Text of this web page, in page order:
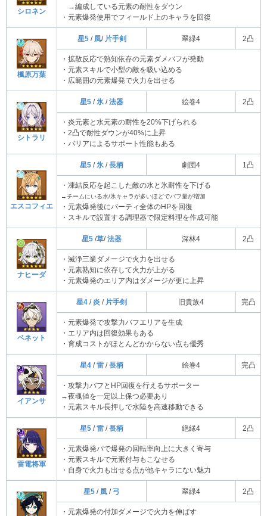
シロネン
→編成している元素の耐性をダウン
・元素爆発使用でフィールド上のキャラを回復
楓原万葉
星5/ 風/ 片手剣 翠緑4 2凸
・拡散反応で熟知依存の元素ダメバフが発動
・元素スキルで小型の敵を吸い込める
・広範囲の元素爆発で火力を出せる
シトラリ
星5 / 氷 /法器 絵巻4 2凸
・炎元素と水元素の耐性を20%下げられる
・2凸で耐性ダウンが40%に上昇
・バリアによるサポート性能もある
エスコフィエ
星5 / 氷 /長柄 劇団4 1凸
・凍結反応を起こした敵の水と氷耐性を下げる
→チームにいる水/氷キャラが多いほどでバフ量が増加
・元素爆発後にパーティ全体のHPを回復
・スキルで設置する調理器で限定料理を作成可能
ナヒーダ
星5 /草/法器 深林4 2凸
・滅浄三業ダメージで火力を出せる
・元素熟知に依存して火力が上がる
・元素爆発のエリア内はダメージが更に上昇
ベネット
星4 /炎 / 片手剣 旧貴族4 完凸
・元素爆発で攻撃力バフエリアを生成
・エリア内は回復効果もある
・育成コストがほとんどかからない点も優秀
イアンサ
星4 /雷 /長柄 絵巻4 完凸
・攻撃力バフとHP回復を行えるサポーター
→夜魂値を一定以上保つ必要あり
・元素スキル長押しで水陸を高速移動できる
雷電将軍
星5 /雷 /長柄 絶縁4 2凸
・元素爆発パで爆発の回転率向上に大きく寄与
・元素スキルで元素付与もこなせる
・自身で火力も出せる点が他キャラにない魅力
星5 / 風 / 弓 翠緑4 2凸
・元素爆発の付加ダメージで火力を伸ばす